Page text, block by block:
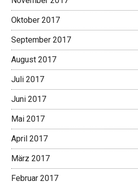
Oktober 2017
September 2017
August 2017
Juli 2017
Juni 2017
Mai 2017
April 2017
März 2017
Februar 2017